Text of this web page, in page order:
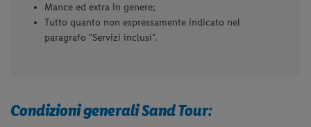
Mance ed extra in genere;
Tutto quanto non espressamente indicato nel
paragrafo "Servizi inclusi".
Condizioni generali Sand Tour: